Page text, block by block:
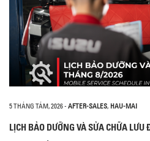
5 THÁNG TÁM, 2026- AFTER-SALES, HAU-MAI
LỊCH BẢO DƯỠNG VÀ SỬA CHỮA